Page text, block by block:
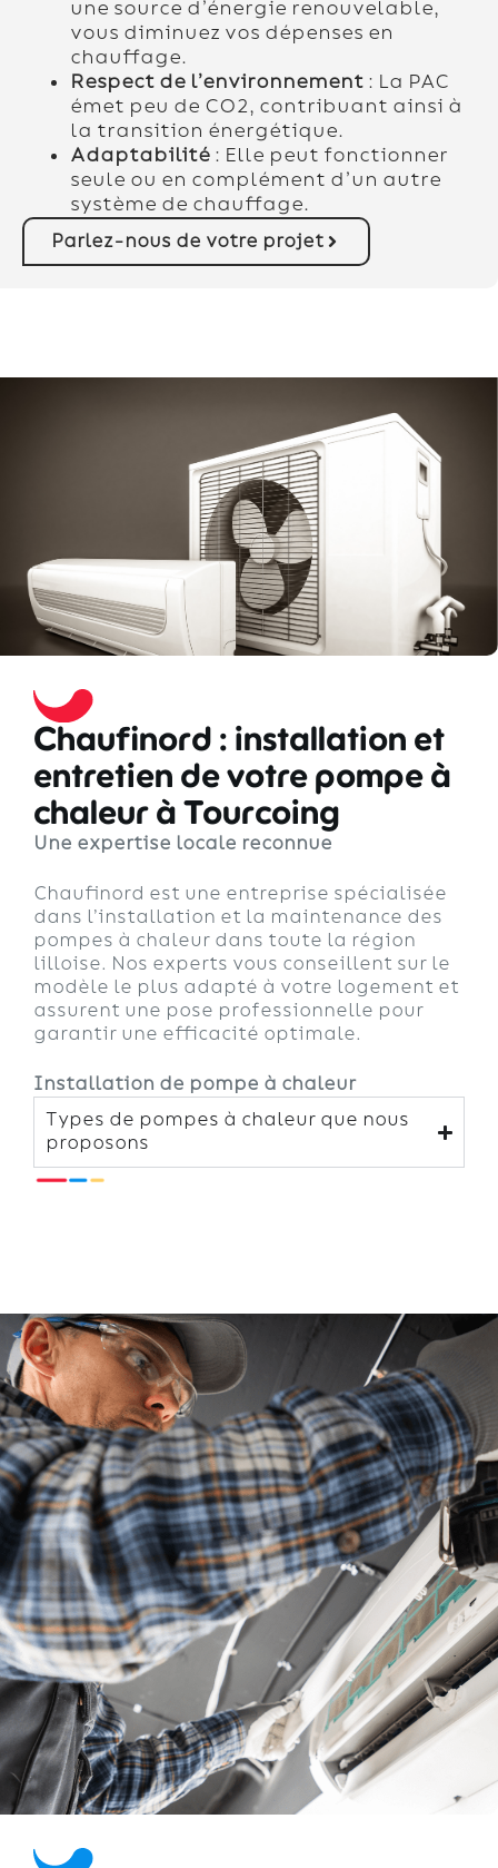
une source d’énergie renouvelable,
vous diminuez vos dépenses en
chauffage.
Respect de l’environnement: La PAC
émet peu de CO2, contribuant ainsi à
la transition énergétique.
Adaptabilité: Elle peut fonctionner
seule ou en complément d’un autre
système de chauffage.
Parlez-nous de votre projet
Chaufinord : installation et
entretien de votre pompe à
chaleur à Tourcoing
Une expertise locale reconnue
Chaufinord est une entreprise spécialisée
dans l’installation et la maintenance des
pompes à chaleur dans toute la région
lilloise. Nos experts vous conseillent sur le
modèle le plus adapté à votre logement et
assurent une pose professionnelle pour
garantir une efficacité optimale.
Installation de pompe à chaleur
Types de pompes à chaleur que nous
proposons